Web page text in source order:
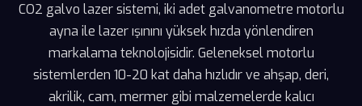
CO2 galvo lazer sistemi, iki adet galvanometre motorlu
ayna ile lazer ışınını yüksek hızda yönlendiren
markalama teknolojisidir. Geleneksel motorlu
sistemlerden 10-20 kat daha hızlıdır ve ahşap, deri,
akrilik, cam, mermer gibi malzemelerde kalıcı